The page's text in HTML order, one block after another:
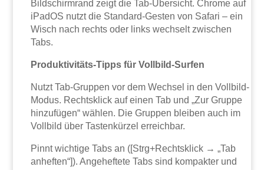
Bildschirmrand zeigt die Tab-Übersicht. Chrome auf
iPadOS nutzt die Standard-Gesten von Safari – ein
Wisch nach rechts oder links wechselt zwischen
Tabs.
Produktivitäts-Tipps für Vollbild-Surfen
Nutzt Tab-Gruppen vor dem Wechsel in den Vollbild-
Modus. Rechtsklick auf einen Tab und „Zur Gruppe
hinzufügen“ wählen. Die Gruppen bleiben auch im
Vollbild über Tastenkürzel erreichbar.
Pinnt wichtige Tabs an ([Strg+Rechtsklick → „Tab
anheften“]). Angeheftete Tabs sind kompakter und